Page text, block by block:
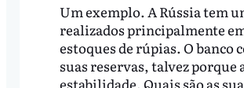
Um exemplo. A Rússia tem
realizados principalmente
estoques de rúpias. O banco
suas reservas, talvez porque
estabilidade. Quais são as